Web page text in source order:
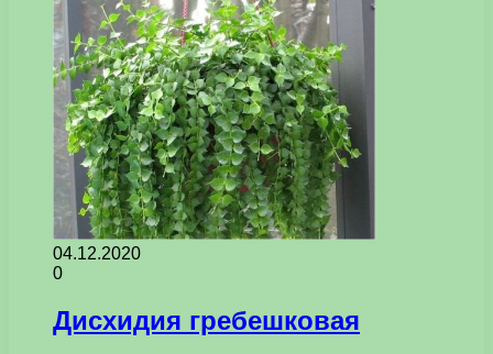
04.12.2020
0
Дисхидия гребешковая